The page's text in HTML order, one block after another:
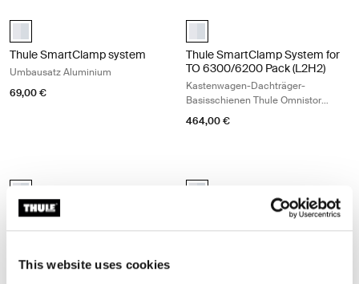
This website uses cookies
aluminium (selected)
Thule SmartClamp system
Umbausatz Aluminium
69,00 €
aluminium (selected)
Thule SmartClamp System for
TO 6300/6200 Pack (L2H2)
Kastenwagen-Dachträger-
Basisschienen Thule Omnistor
6300/6200 Pack L2H2 Aluminium
464,00 €
aluminium (selected)
Thule SmartClamp System for
TO 6300/6200 Pack (L3H2)
Basisschienen Thule Omnistor
6300/6200 Pack L3H2 Aluminium
aluminium (selected)
Thule SmartClamp System for
TO 6300/6200 Pack (L4H2)